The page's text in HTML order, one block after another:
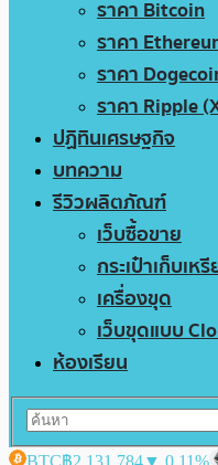
ราคา Bitcoin
ราคา
ราคา
ราคา Ripple
ปฏิทินเศรษฐกิจ
บทความ
รีวิวผลิตภัณฑ์
เว็บซื้อขาย
กระเป๋าเก็บเห
เครื่องขุด
เว็บขุดแบบ
ห้องเรียน
BTC฿2,131,784▼ 0.11%